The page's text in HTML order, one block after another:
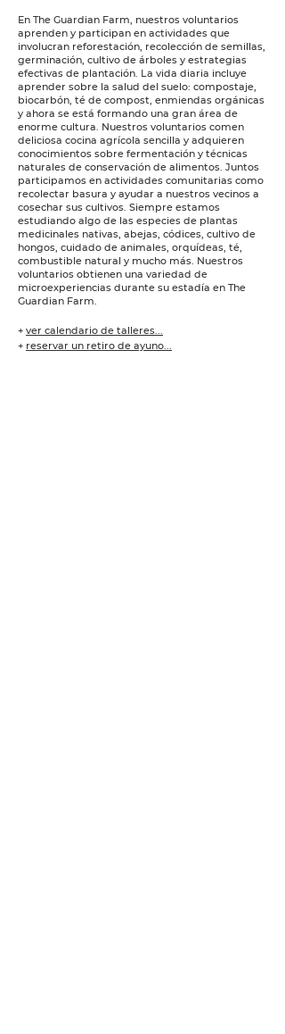
En The Guardian Farm, nuestros voluntarios
aprenden y participan en actividades que
involucran reforestación, recolección de semillas,
germinación, cultivo de árboles y estrategias
efectivas de plantación. La vida diaria incluye
aprender sobre la salud del suelo: compostaje,
biocarbón, té de compost, enmiendas orgánicas
y ahora se está formando una gran área de
enorme cultura. Nuestros voluntarios comen
deliciosa cocina agrícola sencilla y adquieren
conocimientos sobre fermentación y técnicas
naturales de conservación de alimentos. Juntos
participamos en actividades comunitarias como
recolectar basura y ayudar a nuestros vecinos a
cosechar sus cultivos. Siempre estamos
estudiando algo de las especies de plantas
medicinales nativas, abejas, códices, cultivo de
hongos, cuidado de animales, orquídeas, té,
combustible natural y mucho más. Nuestros
voluntarios obtienen una variedad de
microexperiencias durante su estadía en The
Guardian Farm.
+ ver calendario de talleres...
+ reservar un retiro de ayuno...